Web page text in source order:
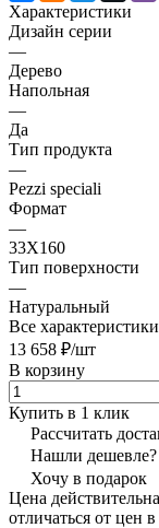
Характеристики
Дизайн серии
—
Дерево
Напольная
—
Да
Тип продукта
—
Pezzi speciali
Формат
—
33X160
Тип поверхности
—
Натуральный
Все характеристики
13 658 ₽/шт
В корзину
Купить в 1 клик
Рассчитать
Нашли дешевле?
Хочу в подарок
Цена
отличаться от цен